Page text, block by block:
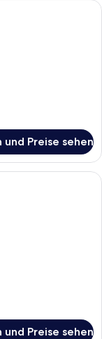
bezogenes Bett mit
Preise sehen
mit einem Bett,
Preise sehen